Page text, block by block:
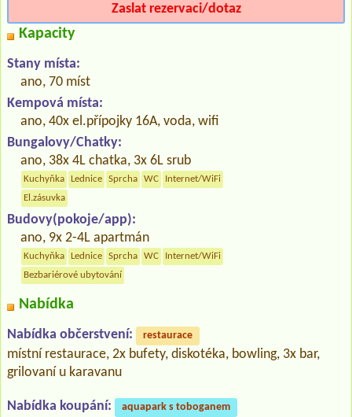
Zaslat rezervaci/dotaz
Kapacity
Stany místa:
ano, 70 míst
Kempová místa:
ano, 40x el.přípojky 16A, voda, wifi
Bungalovy/Chatky:
ano, 38x 4L chatka, 3x 6L srub
Kuchyňka Lednice Sprcha WC
Internet/WiFi
El.zásuvka
Budovy(pokoje/app):
ano, 9x 2-4L apartmán
Kuchyňka Lednice Sprcha WC
Internet/WiFi
Bezbariérové ubytování
Nabídka
Nabídka občerstvení: restaurace
místní restaurace, 2x bufety, diskotéka, bowling, 3x bar,
grilovaní u karavanu
Nabídka koupání: aquapark s toboganem